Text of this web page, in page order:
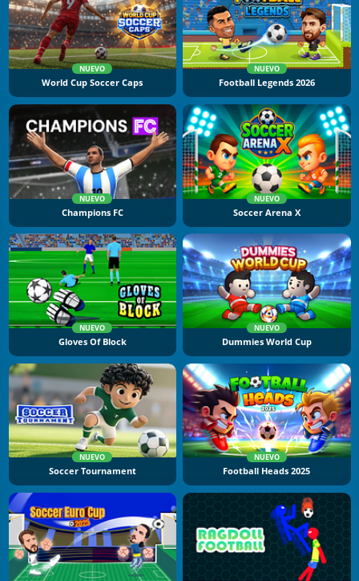
NUEVO
World Cup Soccer Caps
NUEVO
Football Legends 2026
NUEVO
Champions FC
NUEVO
Soccer Arena X
NUEVO
Gloves Of Block
NUEVO
Dummies World Cup
NUEVO
Soccer Tournament
NUEVO
Football Heads 2025